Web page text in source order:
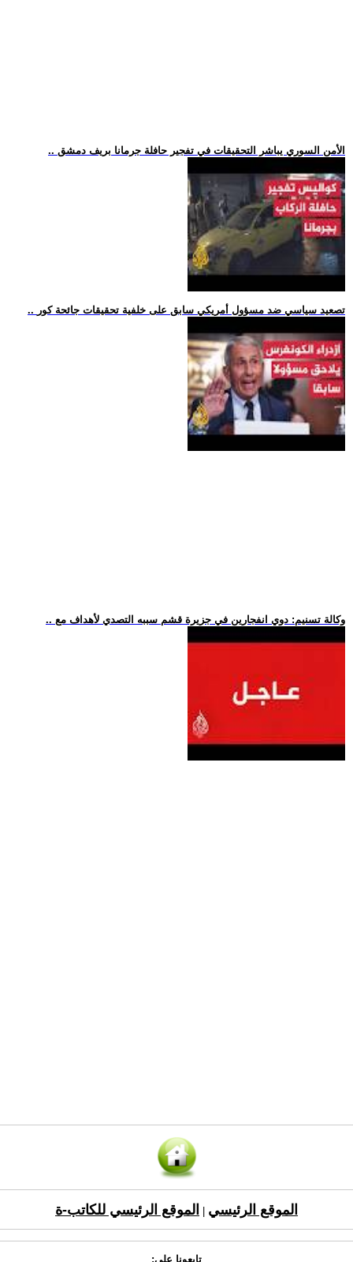
.. الأمن السوري يباشر التحقيقات في تفجير حافلة جرمانا بريف دمشق
.. تصعيد سياسي ضد مسؤول أمريكي سابق على خلفية تحقيقات جائحة كور
.. وكالة تسنيم: دوي انفجارين في جزيرة قشم سببه التصدي لأهداف مع
الموقع الرئيسي الموقع الرئيسي للكاتب-ة
تابعونا على: